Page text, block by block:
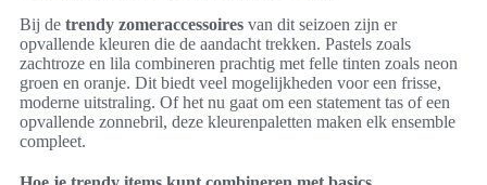
Bij de trendy zomeraccessoires van dit seizoen zijn er
opvallende kleuren die de aandacht trekken. Pastels zoals
zachtroze en lila combineren prachtig met felle tinten zoals neon
groen en oranje. Dit biedt veel mogelijkheden voor een frisse,
moderne uitstraling. Of het nu gaat om een statement tas of een
opvallende zonnebril, deze kleurenpaletten maken elk ensemble
compleet.